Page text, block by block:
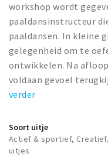
VRIJE TIJD
Sport
Nieuws
Agenda
Bezienswaardigheden
Uitjes & activiteiten
Studentenroutes
workshop wordt
paaldansinstructeur
paaldansen. In kleine
gelegenheid om te
ontwikkelen. Na
voldaan gevoel
verder
Soort uitje
Actief & sportief,
uitjes